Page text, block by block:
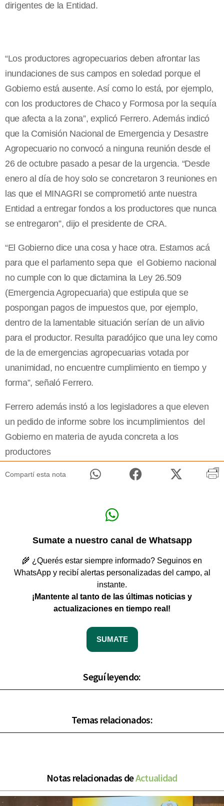
dirigentes de la Entidad.
“Los productores agropecuarios deben afrontar las
inundaciones de sus campos en soledad porque el
Gobierno está ausente. Así como lo está, por ejemplo,
con los productores de Chaco y Formosa por la sequía
que afecta a la zona”, explicó Ferrero. Además indicó
que la Comisión Nacional de Emergencia y Desastre
Agropecuario no convocó a ninguna reunión desde el
26 de octubre pasado a pesar de la urgencia. “Desde
enero al día de hoy solo se concretaron 3 reuniones en
las que el MINAGRI se comprometió ante nuestra
Entidad a entregar fondos a los productores que nunca
se entregaron”, dijo el presidente de CRA.
“El Gobierno dice una cosa y hace otra. Estamos acá
para que el parlamento sepa que el Gobierno nacional
no cumple con lo que dictamina la Ley 26.509
(Emergencia Agropecuaria) que estipula que se
pospongan pagos de impuestos que, por ejemplo,
dentro de la lamentable situación serían de un alivio
para el productor. Resulta paradójico que una ley como
de la de emergencias agropecuarias votada por
unanimidad, no encuentre cumplimiento en tiempo y
forma”, señaló Ferrero.
Ferrero además instó a los legisladores a que eleven
un pedido de informe sobre los incumplimientos del
Gobierno en materia de ayuda concreta a los
productores
Compartí esta nota
Sumate a nuestro canal de Whatsapp
🌾 ¿Querés estar siempre informado? Seguinos en
WhatsApp y recibí alertas personalizadas del campo, al
instante.
¡Mantente al tanto de las últimas noticias y
actualizaciones en tiempo real!
SUMATE
Seguí leyendo:
Temas relacionados:
Notas relacionadas deActualidad